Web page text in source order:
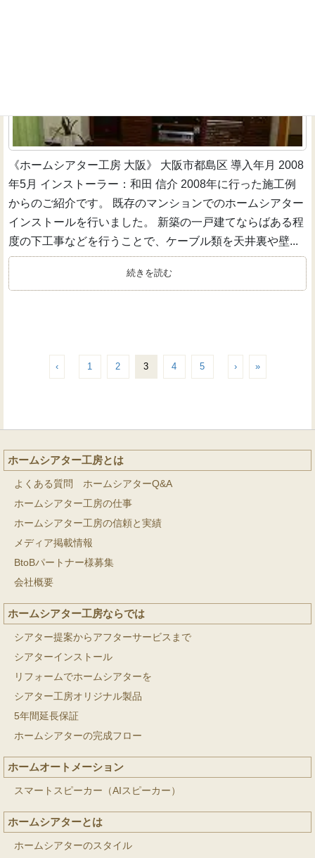
《ホームシアター工房 大阪》 大阪市都島区 導入年月 2008
年5月 インストーラー：和田 信介 2008年に行った施工例
からのご紹介です。 既存のマンションでのホームシアター
インストールを行いました。 新築の一戸建てならばある程
度の下工事などを行うことで、ケーブル類を天井裏や壁...
続きを読む
‹ 1 2 3 4 5 › »
ホームシアター工房とは
よくある質問 ホームシアターQ&A
ホームシアター工房の仕事
ホームシアター工房の信頼と実績
メディア掲載情報
BtoBパートナー様募集
会社概要
ホームシアター工房ならでは
シアター提案からアフターサービスまで
シアターインストール
リフォームでホームシアターを
シアター工房オリジナル製品
5年間延長保証
ホームシアターの完成フロー
ホームオートメーション
スマートスピーカー（AIスピーカー）
ホームシアターとは
ホームシアターのスタイル